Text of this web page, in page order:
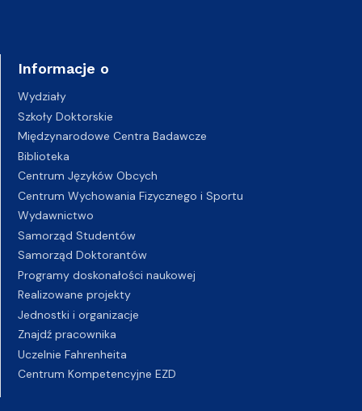
Informacje o
Wydziały
Szkoły Doktorskie
Międzynarodowe Centra Badawcze
Biblioteka
Centrum Języków Obcych
Centrum Wychowania Fizycznego i Sportu
Wydawnictwo
Samorząd Studentów
Samorząd Doktorantów
Programy doskonałości naukowej
Realizowane projekty
Jednostki i organizacje
Znajdź pracownika
Uczelnie Fahrenheita
Centrum Kompetencyjne EZD